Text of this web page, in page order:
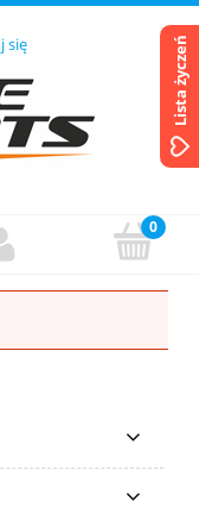
się Lista życzeń